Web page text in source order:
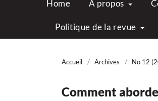
Home À propos
Politique de la revue
Accueil / Archives / No 12
Comment